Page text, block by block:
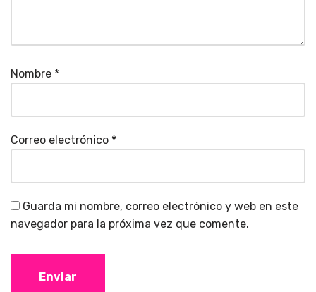
Nombre *
Correo electrónico *
Guarda mi nombre, correo electrónico y web en este
navegador para la próxima vez que comente.